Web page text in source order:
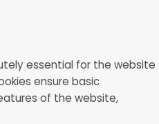
essential for the website
ensure basic
of the website,